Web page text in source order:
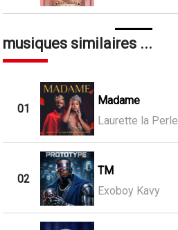
musiques similaires ...
01
Madame
Laurette la Perle
02
TM
Exoboy Kavy